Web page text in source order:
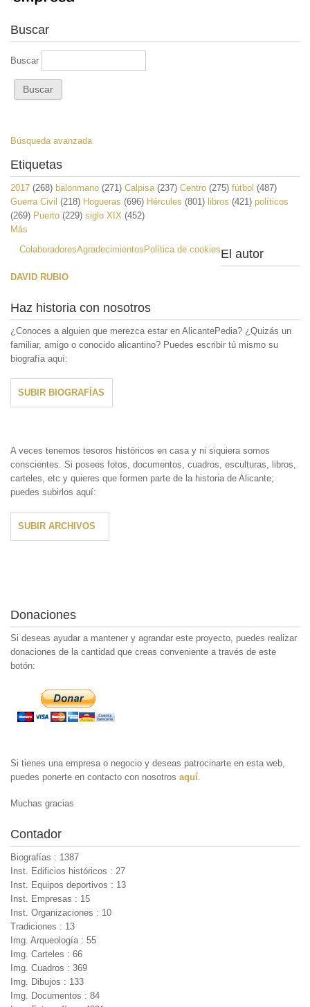
Buscar
Buscar
Búsqueda avanzada
Etiquetas
2017 (268) balonmano (271) Calpisa(237) Centro (275) fútbol (487)
Guerra Civil (218) Hogueras (696) Hércules (801) libros (421) políticos
(269) Puerto (229) siglo XIX (452)
Más
ColaboradoresAgradecimientosPolítica de cookiesEl autor
DAVID RUBIO
Haz historia con nosotros
¿Conoces a alguien que merezca estar en AlicantePedia? ¿Quizás un
familiar, amigo o conocido alicantino? Puedes escribir tú mismo su
biografía aquí:
SUBIR BIOGRAFÍAS
A veces tenemos tesoros históricos en casa y ni siquiera somos
conscientes. Si posees fotos, documentos, cuadros, esculturas, libros,
carteles, etc y quieres que formen parte de la historia de Alicante;
puedes subirlos aquí:
SUBIR ARCHIVOS
Donaciones
Si deseas ayudar a mantener y agrandar este proyecto, puedes realizar
donaciones de la cantidad que creas conveniente a través de este
botón:
Si tienes una empresa o negocio y deseas patrocinarte en esta web,
puedes ponerte en contacto con nosotros aquí
Muchas gracias
Contador
Biografías : 1387
Inst. Edificios históricos : 27
Inst. Equipos deportivos : 13
Inst. Empresas : 15
Inst. Organizaciones : 10
Tradiciones : 13
Img. Arqueología : 55
Img. Carteles : 66
Img. Cuadros : 369
Img. Dibujos : 133
Img. Documentos : 84